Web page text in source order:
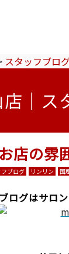
スタッフブロ
｜ス
店の雰
ブログ リンリン 国
ログはサロ